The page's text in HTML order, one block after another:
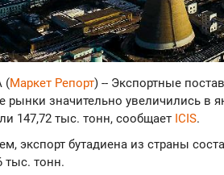
(Маркет Репорт) -- Экспортные
рынки значительно увеличились в
147,72 тыс. тонн, сообщает ICIS.
экспорт бутадиена из страны
тыс. тонн.